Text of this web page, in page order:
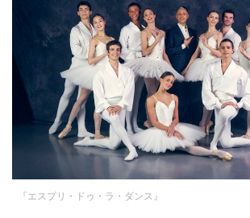
『エスプリ・ドゥ・ラ・ダンス』